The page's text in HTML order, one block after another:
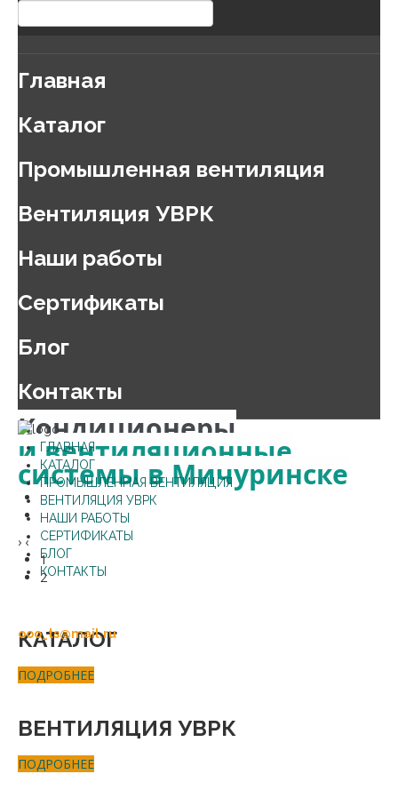
Главная
Каталог
Промышленная вентиляция
Вентиляция УВРК
Наши работы
Сертификаты
Блог
Контакты
ГЛАВНАЯ
КАТАЛОГ
ПРОМЫШЛЕННАЯ ВЕНТИЛЯЦИЯ
ВЕНТИЛЯЦИЯ УВРК
НАШИ РАБОТЫ
СЕРТИФИКАТЫ
БЛОГ
КОНТАКТЫ
ooo_ts@mail.ru
Кондиционеры
и вентиляционные
системы в Мичуринске
› ‹
1
2
КАТАЛОГ
ПОДРОБНЕЕ
ВЕНТИЛЯЦИЯ УВРК
ПОДРОБНЕЕ